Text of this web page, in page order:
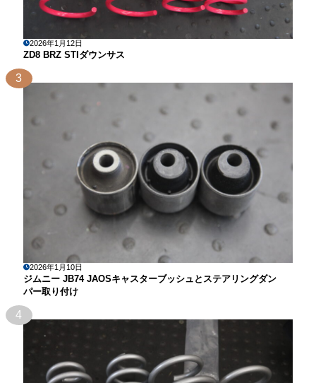
2026年1月12日
ZD8 BRZ STIダウンサス
3
2026年1月10日
ジムニー JB74 JAOSキャスターブッシュとステアリングダン
パー取り付け
4